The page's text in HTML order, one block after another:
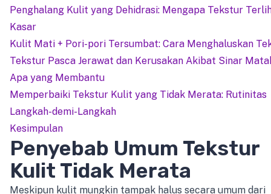
Penghalang Kulit yang Dehidrasi: Mengapa Tekstur
Kasar
Kulit Mati + Pori-pori Tersumbat: Cara Menghaluskan
Tekstur Pasca Jerawat dan Kerusakan Akibat Sinar
Apa yang Membantu
Memperbaiki Tekstur Kulit yang Tidak Merata: Rutinitas
Langkah-demi-Langkah
Kesimpulan
Penyebab Umum Tekstur
Kulit Tidak Merata
Meskipun kulit mungkin tampak halus secara umum dari